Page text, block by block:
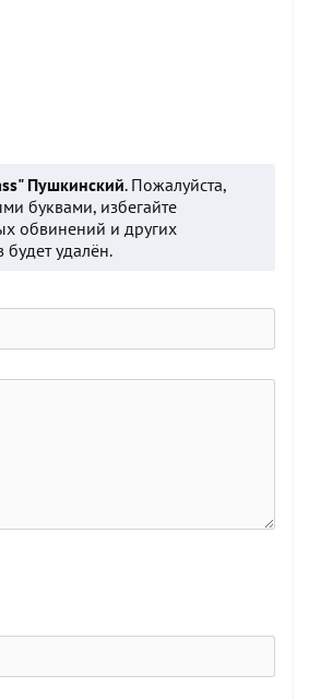
Пушкинский. Пожалуйста,
буквами, избегайте
обвинений и других
удалён.